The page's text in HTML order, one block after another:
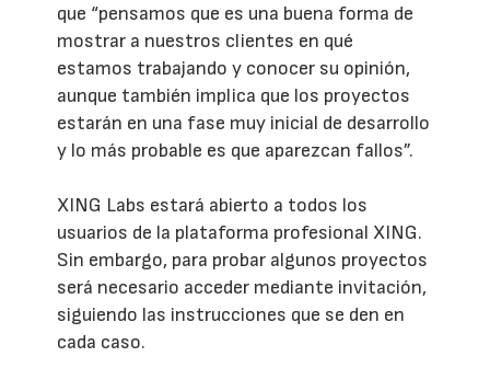
que “pensamos que es una buena forma de
mostrar a nuestros clientes en qué
estamos trabajando y conocer su opinión,
aunque también implica que los proyectos
estarán en una fase muy inicial de desarrollo
y lo más probable es que aparezcan fallos”.
XING Labs estará abierto a todos los
usuarios de la plataforma profesional XING.
Sin embargo, para probar algunos proyectos
será necesario acceder mediante invitación,
siguiendo las instrucciones que se den en
cada caso.